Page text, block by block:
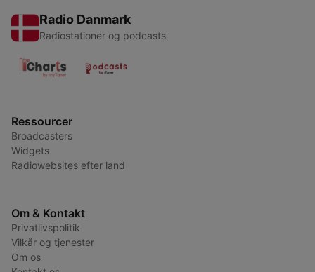
Radio Danmark
Radiostationer og podcasts
Ressourcer
Broadcasters
Widgets
Radiowebsites efter land
Om & Kontakt
Privatlivspolitik
Vilkår og tjenester
Om os